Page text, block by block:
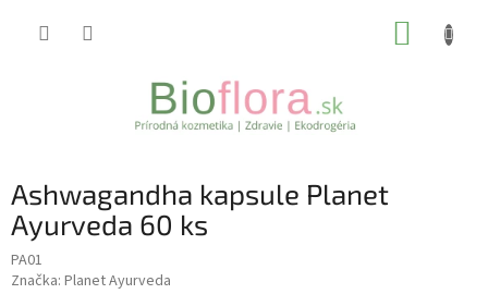
Ashwagandha kapsule Planet
Ayurveda 60 ks
PA01
Značka: Planet Ayurveda